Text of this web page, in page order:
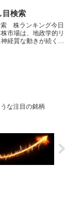
検索
株ランキング今日
市場は、地政学的リ
経質な動きが続く中
な注目の銘柄